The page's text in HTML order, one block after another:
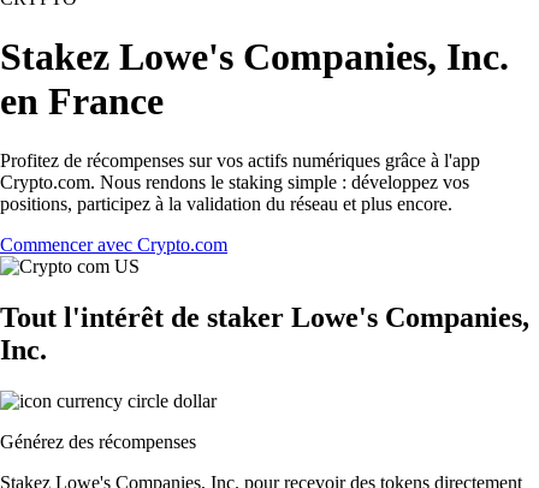
Stakez Lowe's Companies, Inc.
en France
Profitez de récompenses sur vos actifs numériques grâce à l'app
Crypto.com. Nous rendons le staking simple : développez vos
positions, participez à la validation du réseau et plus encore.
Commencer avec Crypto.com
Tout l'intérêt de staker Lowe's Companies,
Inc.
Générez des récompenses
Stakez Lowe's Companies, Inc. pour recevoir des tokens directement